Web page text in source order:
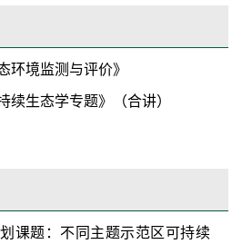
环境监测与评价》
续生态学专题》（合讲）
课题：不同主题示范区可持续